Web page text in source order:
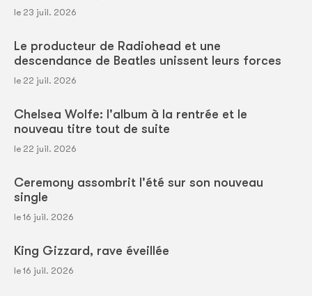
le 23 juil. 2026
Le producteur de Radiohead et une
descendance de Beatles unissent leurs forces
le 22 juil. 2026
Chelsea Wolfe: l'album à la rentrée et le
nouveau titre tout de suite
le 22 juil. 2026
Ceremony assombrit l'été sur son nouveau
single
le 16 juil. 2026
King Gizzard, rave éveillée
le 16 juil. 2026